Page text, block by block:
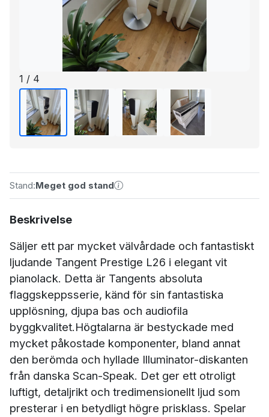
1 / 4
Stand:Meget god stand
Beskrivelse
Säljer ett par mycket välvårdade och fantastiskt
ljudande Tangent Prestige L26 i elegant vit
pianolack. Detta är Tangents absoluta
flaggskeppsserie, känd för sin fantastiska
upplösning, djupa bas och audiofila
byggkvalitet.Högtalarna är bestyckade med
mycket påkostade komponenter, bland annat
den berömda och hyllade Illuminator-diskanten
från danska Scan-Speak. Det ger ett otroligt
luftigt, detaljrikt och tredimensionellt ljud som
presterar i en betydligt högre prisklass. Spelar